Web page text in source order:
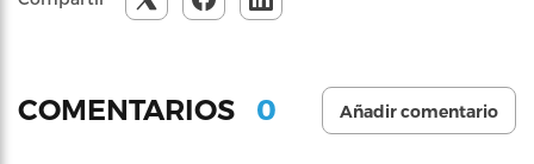
COMENTARIOS 0 Añadir comentario